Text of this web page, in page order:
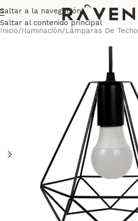
Saltar a la navegación
Saltar al contenido principal
Inicio/Iluminación/Lámparas De Techo